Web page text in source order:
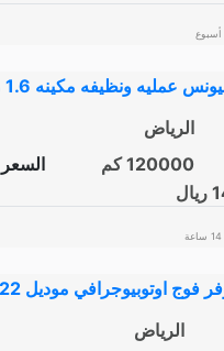
أسبوع
عمليه ونظيفه مكينه 1.6 موديل 2010
الرياض
120000 كم
السعر
فوج اوتوبيوجرافي موديل 2022
الرياض